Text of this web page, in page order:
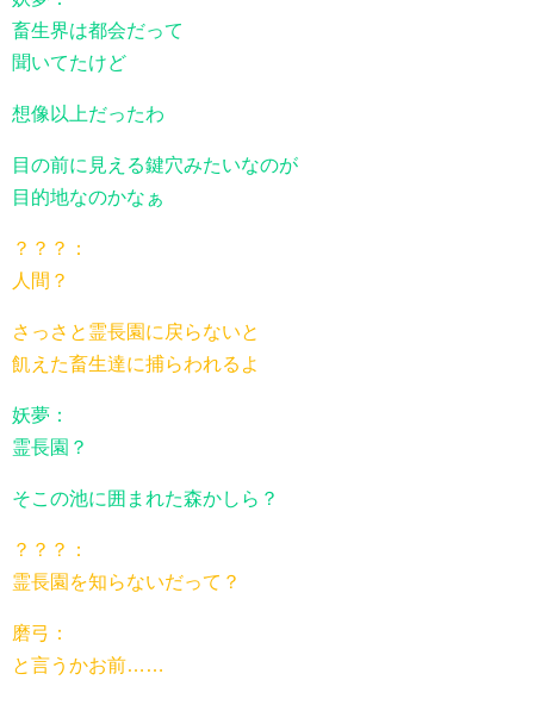
畜生界は都会だって
聞いてたけど
想像以上だったわ
目の前に見える鍵穴みたいなのが
目的地なのかなぁ
？？？：
人間？
さっさと霊長園に戻らないと
飢えた畜生達に捕らわれるよ
妖夢：
霊長園？
そこの池に囲まれた森かしら？
？？？：
霊長園を知らないだって？
磨弓：
と言うかお前……